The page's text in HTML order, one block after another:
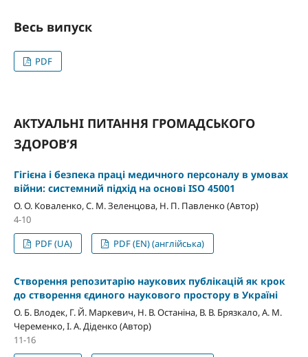
Весь випуск
PDF
АКТУАЛЬНІ ПИТАННЯ ГРОМАДСЬКОГО
ЗДОРОВ’Я
Гігієна і безпека праці медичного персоналу в умовах
війни: системний підхід на основі ISO 45001
О. О. Коваленко, С. М. Зеленцова, Н. П. Павленко (Автор)
4-10
PDF (UA)
PDF (EN) (англійська)
Створення репозитарію наукових публікацій як крок
до створення єдиного наукового простору в Україні
О. Б. Влодек, Г. Й. Маркевич, Н. В. Останіна, В. В. Брязкало, А. М.
Череменко, І. А. Діденко (Автор)
11-16